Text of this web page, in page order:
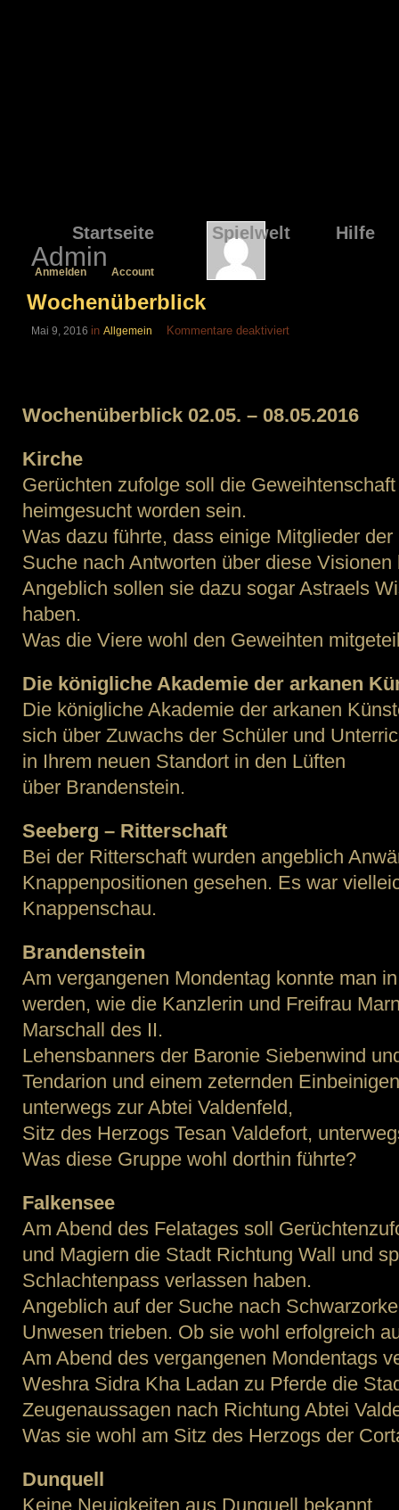
Startseite Spielwelt Hilfe
Admin
Anmelden Account
Wochenüberblick
Mai 9, 2016 in Allgemein Kommentare deaktiviertfür
Wochenüberblick 02.05. – 08.05.2016
Kirche
Gerüchten zufolge soll die
heimgesucht worden sein.
Was dazu führte, dass einige Mitglieder
Suche nach Antworten über diese Visionen
Angeblich sollen sie dazu sogar Astraels
haben.
Was die Viere wohl den Geweihten
Die königliche Akademie der arkanen
Die königliche Akademie der arkanen
sich über Zuwachs der Schüler und
in Ihrem neuen Standort in den Lüften
über Brandenstein.
Seeberg – Ritterschaft
Bei der Ritterschaft wurden angeblich
Knappenpositionen gesehen. Es war
Knappenschau.
Brandenstein
Am vergangenen Mondentag konnte man
werden, wie die Kanzlerin und Freifrau
Marschall des II.
Lehensbanners der Baronie Siebenwind
Tendarion und einem zeternden
unterwegs zur Abtei Valdenfeld,
Sitz des Herzogs Tesan Valdefort,
Was diese Gruppe wohl dorthin führte?
Falkensee
Am Abend des Felatages soll
und Magiern die Stadt Richtung Wall und
Schlachtenpass verlassen haben.
Angeblich auf der Suche nach
Unwesen trieben. Ob sie wohl erfolgreich
Am Abend des vergangenen Mondentags
Weshra Sidra Kha Ladan zu Pferde die
Zeugenaussagen nach Richtung Abtei
Was sie wohl am Sitz des Herzogs der
Dunquell
Keine Neuigkeiten aus Dunquell bekannt.